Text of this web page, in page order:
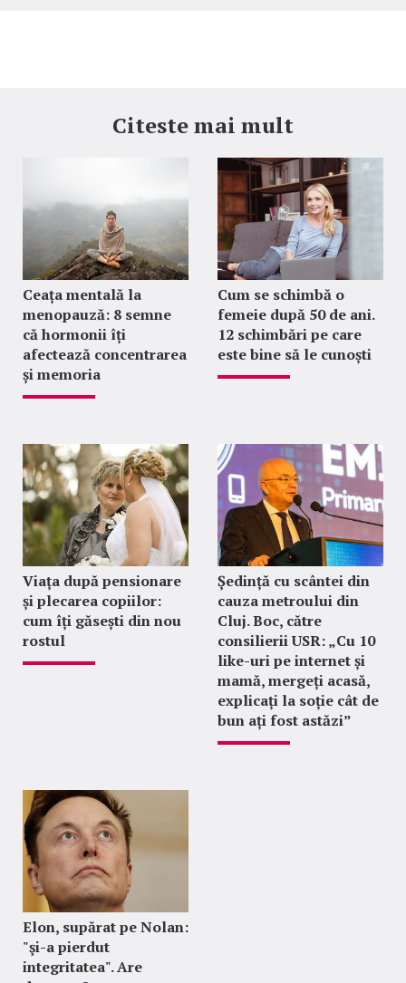
Citeste mai mult
Ceața mentală la
menopauză: 8 semne
că hormonii îți
afectează concentrarea
și memoria
Cum se schimbă o
femeie după 50 de ani.
12 schimbări pe care
este bine să le cunoști
Viața după pensionare
și plecarea copiilor:
cum îți găsești din nou
rostul
Ședință cu scântei din
cauza metroului din
Cluj. Boc, către
consilierii USR: „Cu 10
like-uri pe internet și
mamă, mergeți acasă,
explicați la soție cât de
bun ați fost astăzi”
Elon, supărat pe Nolan:
"şi-a pierdut
integritatea". Are